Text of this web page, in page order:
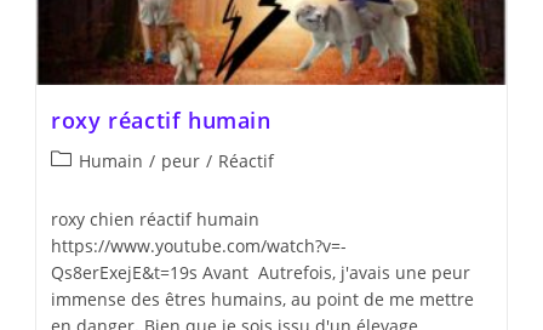
roxy réactif humain
Humain / peur / Réactif
roxy chien réactif humain
https://www.youtube.com/watch?v=-
Qs8erExejE&t=19s Avant Autrefois, j'avais une peur
immense des êtres humains, au point de me mettre
en danger. Bien que je sois issu d'un élevage